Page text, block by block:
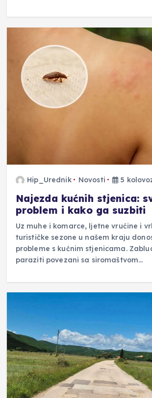
Hip_Urednik Novosti 5
Najezda kućnih stjenica:
problem i kako ga suzbiti
Uz muhe i komarce, ljetne vrućine i
turističke sezone u našem kraju
probleme s kućnim stjenicama.
paraziti povezani sa siromaštvom…